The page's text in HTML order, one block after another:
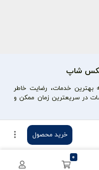
خرید محصول
شاپ
خدمات، رضایت خاطر
در سریعترین زمان ممکن و
دسترسی سریع
حساب کاربری
سفارشات
0